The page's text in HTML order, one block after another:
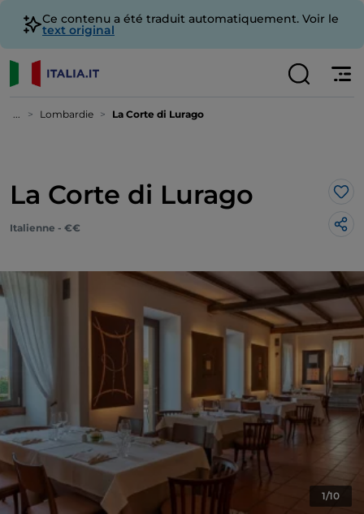
Ce contenu a été traduit automatiquement. Voir le
text original
... Lombardie La Corte di Lurago
La Corte di Lurago
Italienne - €€
1/10